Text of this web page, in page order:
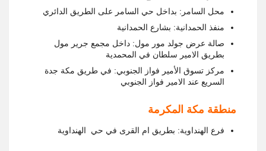
محل السامر: بداخل حي السامر على الطريق الدائري
منفذ الحمدانية: بشارع الحمدانية
صالة عرض جولد مور مول: داخل مجمع جرير مول
بطريق الامير سلطان في المحمدية
مركز تسوق الأمير فواز الجنوبي: في طريق مكة جدة
السريع عند الامير فواز الجنوبي
منطقة مكة المكرمة
فرع الهنداوية: بطريق ام القرى في حي الهنداوية